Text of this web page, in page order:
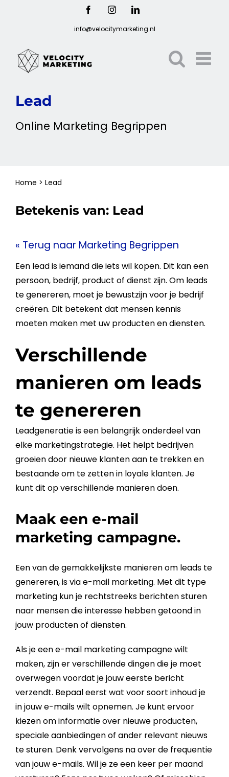
FacebookInstagramLinkedIn
info@velocitymarketing.nl
Lead
Online Marketing Begrippen
Home > Lead
Betekenis van: Lead
« Terug naar Marketing Begrippen
Een leadis iemand die iets wil kopen. Dit kan een
persoon, bedrijf, product of dienst zijn. Om leads
te genereren, moet je bewustzijn voor je bedrijf
creëren. Dit betekent dat mensen kennis
moeten maken met uw producten endiensten.
Verschillende
manieren om leads
te genereren
Leadgeneratie is een belangrijk onderdeel van
elke marketingstrategie. Het helpt bedrijven
groeien door nieuwe klanten aan te trekken en
bestaande om te zetten in loyale klanten. Je
kunt dit op verschillende manieren doen.
Maak een e-mail
marketing campagne.
Een van de gemakkelijkste manieren om leads te
genereren, is viae-mail marketing. Met dit type
marketingkun je rechtstreeks berichten sturen
naar mensen die interesse hebben getoond in
jouw producten of diensten.
Als je eene-mail marketingcampagne wilt
maken, zijn er verschillende dingen die je moet
overwegen voordat je jouw eerste bericht
verzendt. Bepaal eerst wat voor soort inhoud je
in jouw e-mails wilt opnemen. Je kunt ervoor
kiezen om informatie over nieuwe producten,
speciale aanbiedingen of ander relevant nieuws
te sturen. Denk vervolgens na over de frequentie
van jouw e-mails. Wil je ze een keer per maand